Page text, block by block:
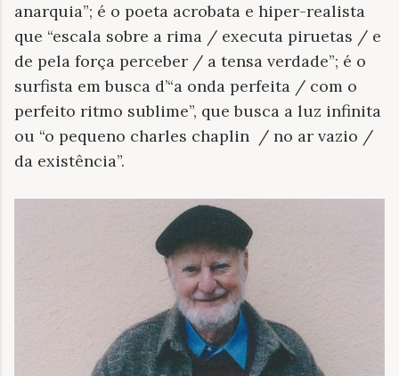
anarquia”; é o poeta acrobata e hiper-realista
que “escala sobre a rima / executa piruetas / e
de pela força perceber / a tensa verdade”; é o
surfista em busca d’“a onda perfeita / com o
perfeito ritmo sublime”, que busca a luz infinita
ou “o pequeno charles chaplin / no ar vazio /
da existência”.